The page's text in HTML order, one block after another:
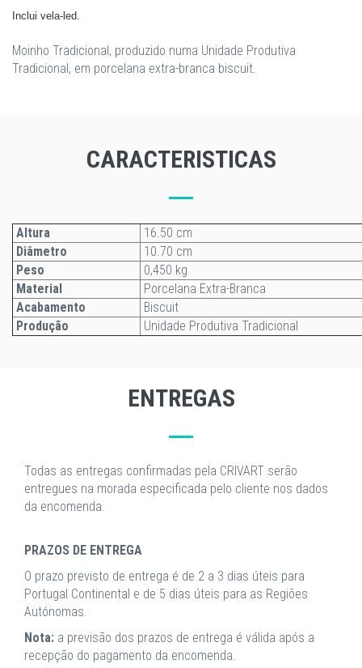
Inclui vela-led.
Moinho Tradicional, produzido numa Unidade Produtiva
Tradicional, em porcelana extra-branca biscuit.
CARACTERISTICAS
Altura
16.50 cm
Diâmetro
10.70 cm
Peso
0,450 kg
Material
Porcelana Extra-Branca
Acabamento
Biscuit
Produção
Unidade Produtiva Tradicional
ENTREGAS
Todas as entregas confirmadas pela CRIVART serão
entregues na morada especificada pelo cliente nos dados
da encomenda.
PRAZOS DE ENTREGA
O prazo previsto de entrega é de 2 a 3 dias úteis para
Portugal Continental e de 5 dias úteis para as Regiões
Autónomas.
Nota: a previsão dos prazos de entrega é válida após a
recepção do pagamento da encomenda.